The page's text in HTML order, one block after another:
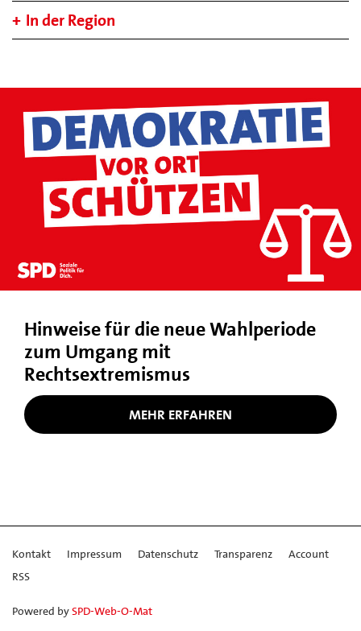
In der Region
Hinweise für die neue Wahlperiode
zum Umgang mit
Rechtsextremismus
MEHR ERFAHREN
Kontakt Impressum Datenschutz Transparenz
Account
RSS
Powered bySPD-Web-O-Mat